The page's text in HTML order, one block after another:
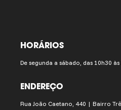
HORÁRIOS
De segunda a sábado, das 10h30 às
ENDEREÇO
Rua João Caetano, 440 | Bairro